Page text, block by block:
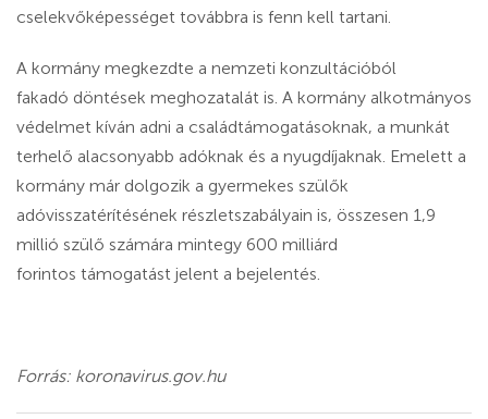
cselekvőképességet továbbra is fenn kell tartani.
A kormány megkezdte a nemzeti konzultációból
fakadó döntések meghozatalát is. A kormány alkotmányos
védelmet kíván adni a családtámogatásoknak, a munkát
terhelő alacsonyabb adóknak és a nyugdíjaknak. Emelett a
kormány már dolgozik a gyermekes szülők
adóvisszatérítésének részletszabályain is, összesen 1,9
millió szülő számára mintegy 600 milliárd
forintos támogatást jelent a bejelentés.
Forrás: koronavirus.gov.hu